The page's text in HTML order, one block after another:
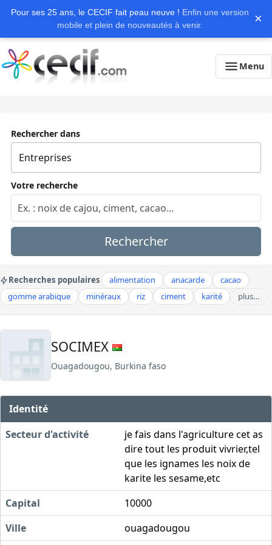
Pour ses 25 ans, le CECIF fait peau neuve ! Enfin une version
mobile et plein de nouveautés à venir.
×
Menu
Rechercher dans
Votre recherche
Rechercher
Recherches populaires alimentation anacarde
cacao
gomme arabique
minéraux riz ciment karité plus…
SOCIMEX
Ouagadougou, Burkina faso
Identité
Secteur d'activité
je fais dans l'agriculture cet as
dire tout les produit vivrier,tel
que les ignames les noix de
karite les sesame,etc
Capital
10000
Ville
ouagadougou